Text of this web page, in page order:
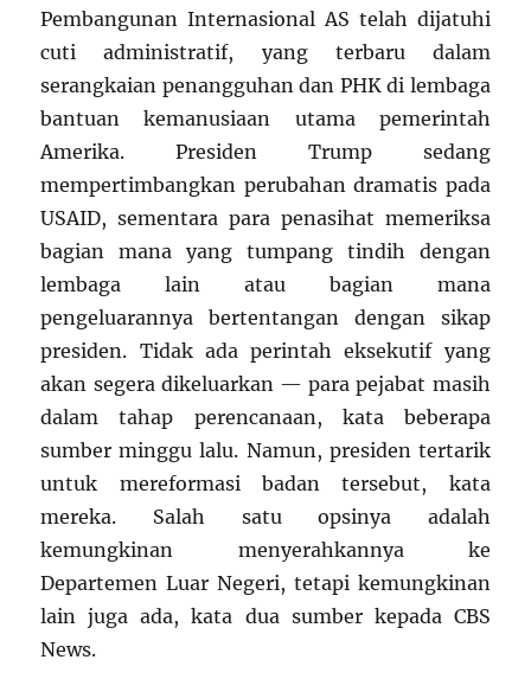
Pembangunan Internasional AS telah dijatuhi
cuti administratif, yang terbaru dalam
serangkaian penangguhan dan PHK di lembaga
bantuan kemanusiaan utama pemerintah
Amerika. Presiden Trump sedang
mempertimbangkan perubahan dramatis pada
USAID, sementara para penasihat memeriksa
bagian mana yang tumpang tindih dengan
lembaga lain atau bagian mana
pengeluarannya bertentangan dengan sikap
presiden. Tidak ada perintah eksekutif yang
akan segera dikeluarkan — para pejabat masih
dalam tahap perencanaan, kata beberapa
sumber minggu lalu. Namun, presiden tertarik
untuk mereformasi badan tersebut, kata
mereka. Salah satu opsinya adalah
kemungkinan menyerahkannya ke
Departemen Luar Negeri, tetapi kemungkinan
lain juga ada, kata dua sumber kepada CBS
News.